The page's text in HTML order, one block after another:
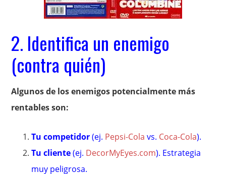
2. Identifica un enemigo
(contra quién)
Algunos de los enemigos potencialmente más
rentables son:
Tu competidor(ej. Pepsi-Cola vs. Coca-Cola).
Tu cliente(ej. DecorMyEyes.com). Estrategia
muy peligrosa.